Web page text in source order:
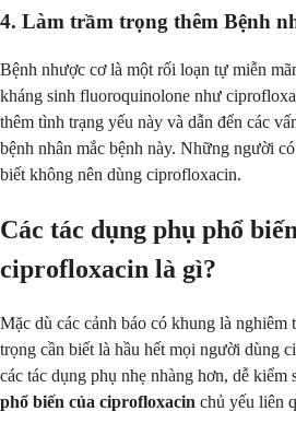
4. Làm trầm trọng thêm Bệnh
Bệnh nhược cơ là một rối loạn tự miễn
kháng sinh fluoroquinolone như
thêm tình trạng yếu này và dẫn đến các
bệnh nhân mắc bệnh này. Những người
biết không nên dùng ciprofloxacin.
Các tác dụng phụ phổ
ciprofloxacin là gì?
Mặc dù các cảnh báo có khung là nghiêm
trọng cần biết là hầu hết mọi người dùng
các tác dụng phụ nhẹ nhàng hơn, dễ kiểm
phổ biến của ciprofloxacin chủ yếu liên